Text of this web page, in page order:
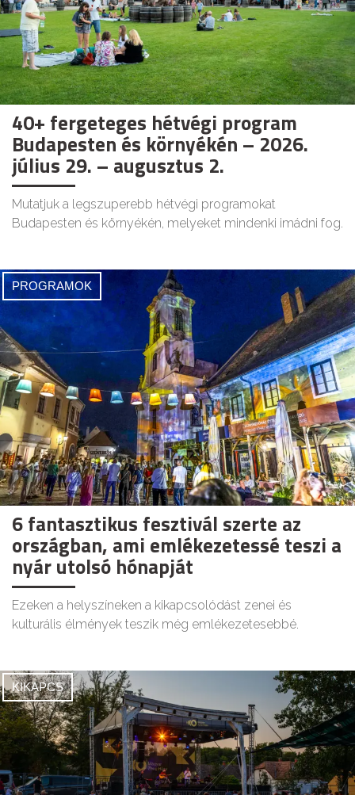
40+ fergeteges hétvégi program
Budapesten és környékén – 2026.
július 29. – augusztus 2.
Mutatjuk a legszuperebb hétvégi programokat
Budapesten és környékén, melyeket mindenki imádni fog.
PROGRAMOK
6 fantasztikus fesztivál szerte az
országban, ami emlékezetessé teszi a
nyár utolsó hónapját
Ezeken a helyszíneken a kikapcsolódást zenei és
kulturális élmények teszik még emlékezetesebbé.
KIKAPCS